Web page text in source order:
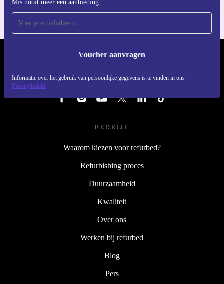
Mis nooit meer een aanbieding
Voucher aanvragen
Informatie over het gebruik van persoonlijke gegevens is te vinden in ons
Privacybeleid
REFURBED NEDERLAND - RETHINK NEW.
VOLG ONS
BEDRIJF
Waarom kiezen voor refurbed?
Refurbishing proces
Duurzaamheid
Kwaliteit
Over ons
Werken bij refurbed
Blog
Pers